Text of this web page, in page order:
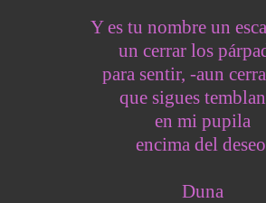
Y es tu nombre un
un cerrar los
para sentir, -aun
que sigues
en mi pupila
encima del
Duna